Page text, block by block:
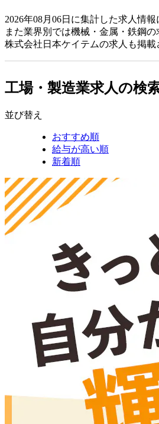
2026年08月06日に集計した求人情
また業界別では機械・金属・鉄鋼
株式会社日本ケイテムの求人も掲
工場・製造業求人の検
並び替え
おすすめ順
給与が高い順
新着順